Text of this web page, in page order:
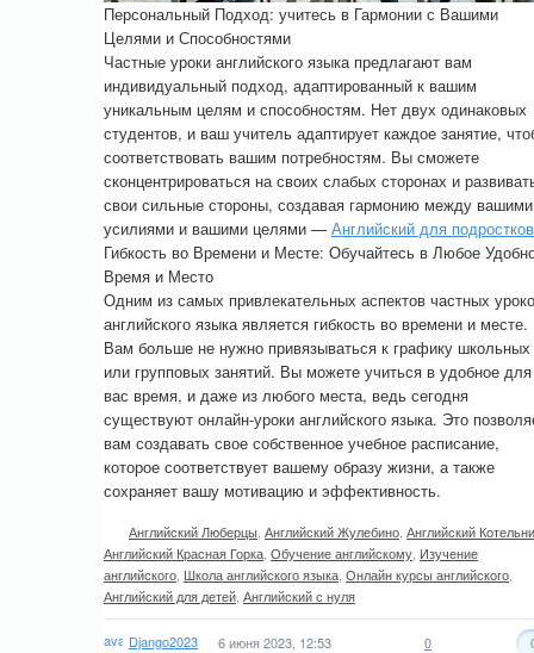
Персональный Подход: учитесь в Гармонии с Вашими
Целями и Способностями
Частные уроки английского языка предлагают вам
индивидуальный подход, адаптированный к вашим
уникальным целям и способностям. Нет двух одинаковых
студентов, и ваш учитель адаптирует каждое занятие,
соответствовать вашим потребностям. Вы сможете
сконцентрироваться на своих слабых сторонах и
свои сильные стороны, создавая гармонию между вашими
усилиями и вашими целями — Английский для подростков
Гибкость во Времени и Месте: Обучайтесь в Любое
Время и Место
Одним из самых привлекательных аспектов частных
английского языка является гибкость во времени и месте.
Вам больше не нужно привязываться к графику школьных
или групповых занятий. Вы можете учиться в удобное для
вас время, и даже из любого места, ведь сегодня
существуют онлайн-уроки английского языка. Это
вам создавать свое собственное учебное расписание,
которое соответствует вашему образу жизни, а также
сохраняет вашу мотивацию и эффективность.
Английский Люберцы Английский Жулебино Английский
Английский Красная Горка Обучение английскому Изучение
английского Школа английского языка Онлайн курсы английского
Английский для детей Английский с нуля
Django2023 6 июня 2023, 12:53 0